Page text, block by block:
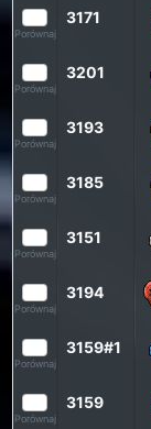
Porównaj
3171
Porównaj
3201
Porównaj
3193
Porównaj
3185
Porównaj
3151
Porównaj
3194
Porównaj
3159#1
Porównaj
3159